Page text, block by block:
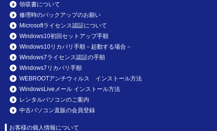
領収書について
修理時のバックアップのお願い
Microsoftライセンス認証について
Windows10初回セットアップ手順
Windows10リカバリ手順－起動する場合－
Windows7ライセンス認証の手順
Windows7リカバリ手順
WEBROOTアンチウィルス インストール方法
WindowsLiveメール インストール方法
レンタルパソコンのご案内
中古パソコン直販の会員登録
お客様の個人情報について